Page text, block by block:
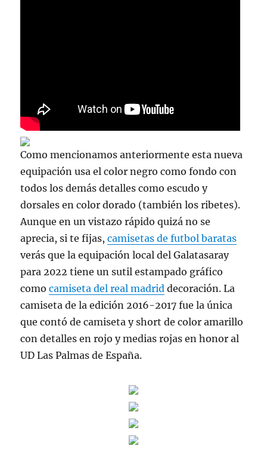
Como mencionamos anteriormente esta nueva
equipación usa el color negro como fondo con
todos los demás detalles como escudo y
dorsales en color dorado (también los ribetes).
Aunque en un vistazo rápido quizá no se
aprecia, si te fijas,camisetas de futbol baratas
verás que la equipación local del Galatasaray
para 2022 tiene un sutil estampado gráfico
comocamiseta del real madrid decoración. La
camiseta de la edición 2016-2017 fue la única
que contó de camiseta y short de color amarillo
con detalles en rojo y medias rojas en honor al
UD Las Palmas de España.